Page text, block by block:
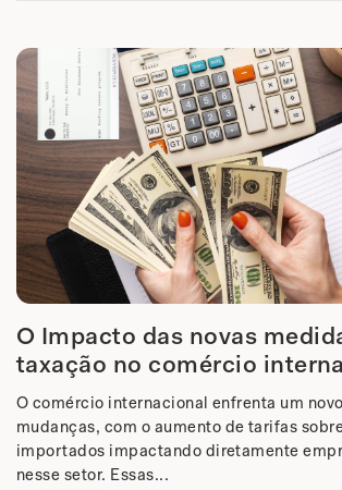
O Impacto das novas
taxação no comércio
O comércio internacional enfrenta um
mudanças, com o aumento de tarifas
importados impactando diretamente
nesse setor. Essas...